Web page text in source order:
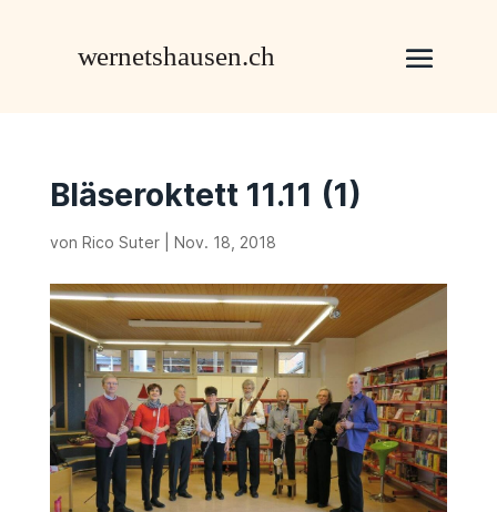
Bläseroktett 11.11 (1)
von Rico Suter| Nov. 18, 2018